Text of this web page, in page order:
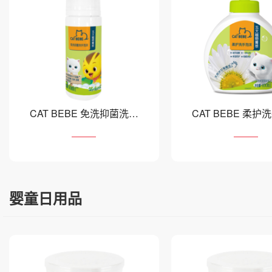
CAT BEBE 免洗抑菌洗手 CAT BEBE 柔护
婴童日用品